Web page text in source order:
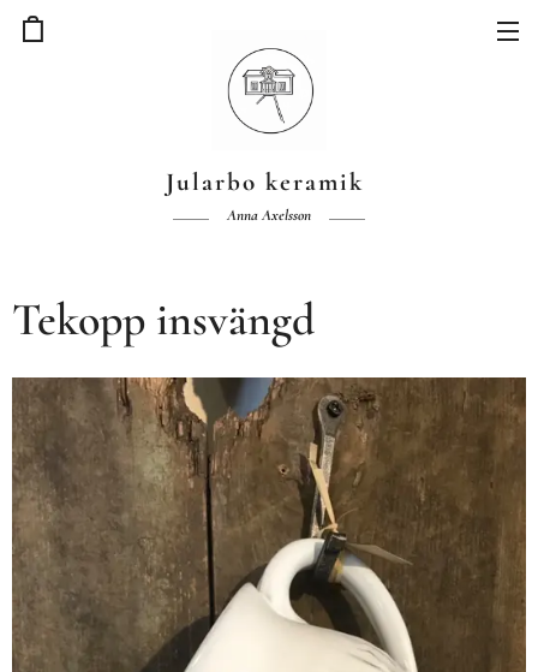
Jularbo keramik
Anna Axelsson
Tekopp insvängd